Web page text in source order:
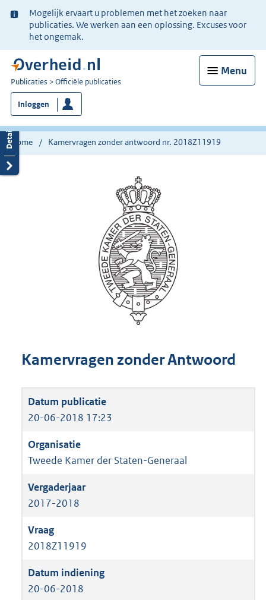
Ter
informatie:
Mogelijk ervaart u problemen met het zoeken naar
publicaties. We werken aan een oplossing. Excuses voor
het ongemak.
Menu
U
bent
nu
hier:
Publicaties Officiële publicaties
Inloggen
Home Kamervragen zonder antwoord nr. 2018Z11919
Kamervragen zonder Antwoord
20-06-2018 17:23
Tweede Kamer der Staten-Generaal
2017-2018
2018Z11919
20-06-2018